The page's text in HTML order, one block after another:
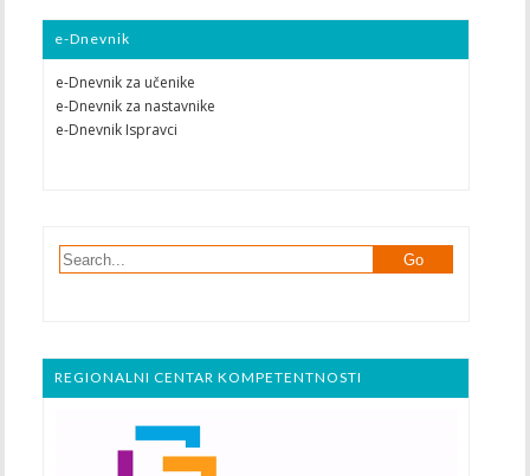
e-Dnevnik
e-Dnevnik za učenike
e-Dnevnik za nastavnike
e-Dnevnik Ispravci
REGIONALNI CENTAR KOMPETENTNOSTI